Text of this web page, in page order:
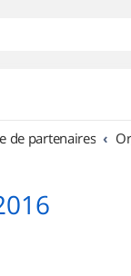
de partenaires